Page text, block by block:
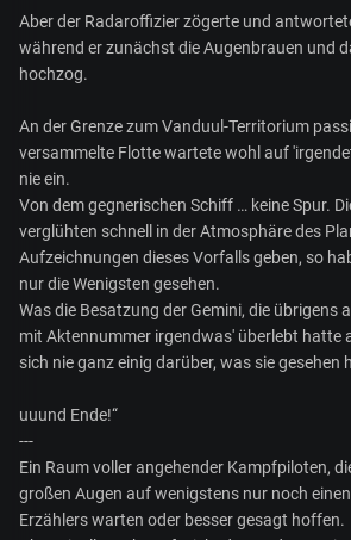
Aber der Radaroffizier zögerte und
während er zunächst die Augenbrauen und
hochzog.
An der Grenze zum Vanduul-Territorium
versammelte Flotte wartete wohl auf
nie ein.
Von dem gegnerischen Schiff … keine Spur.
verglühten schnell in der Atmosphäre des
Aufzeichnungen dieses Vorfalls geben, so
nur die Wenigsten gesehen.
Was die Besatzung der Gemini, die übrigens
mit Aktennummer irgendwas' überlebt hatte
sich nie ganz einig darüber, was sie gesehen
uuund Ende!“
---
Ein Raum voller angehender Kampfpiloten,
großen Augen auf wenigstens nur noch
Erzählers warten oder besser gesagt hoffen.